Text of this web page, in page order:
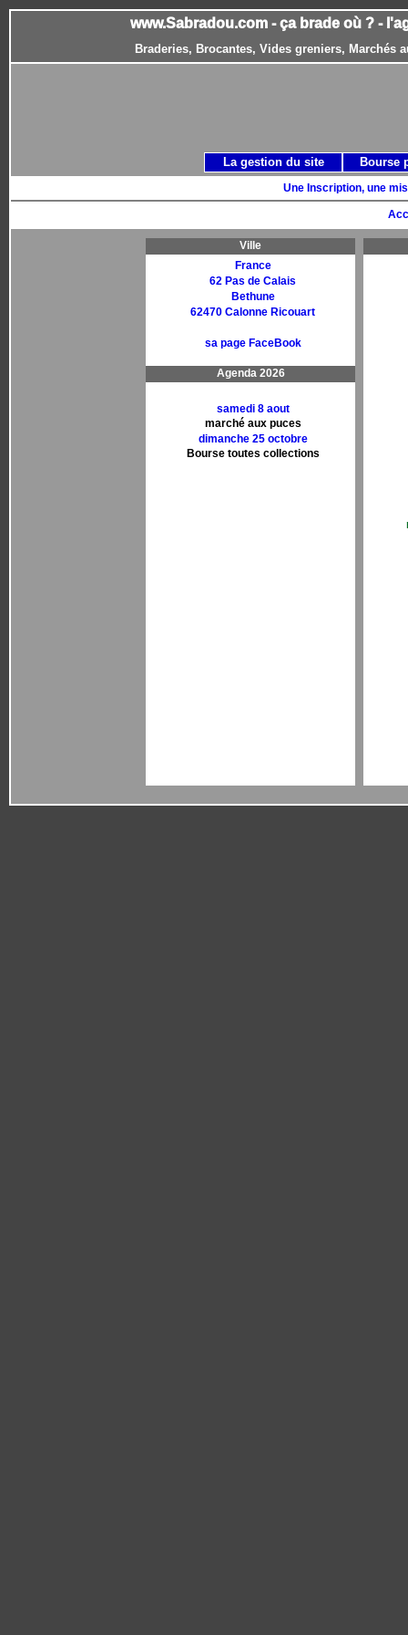
www.Sabradou.com - ça brade où ? -
Braderies, Brocantes, Vides greniers, Marchés
Une Inscription, une
Ville
France
62 Pas de Calais
Bethune
62470 Calonne Ricouart
sa page FaceBook
Agenda 2026
samedi 8 aout
marché aux puces
dimanche 25 octobre
Bourse toutes collections
La gestion du site Bourse